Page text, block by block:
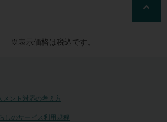
※表示価格は税込です。
メント対応の考え方
しのサービス利用規程